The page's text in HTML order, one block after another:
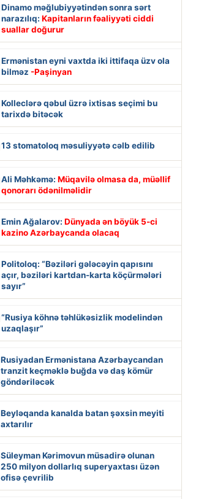
Dinamo məğlubiyyətindən sonra sərt
narazılıq: Kapitanların fəaliyyəti ciddi
suallar doğurur
Ermənistan eyni vaxtda iki ittifaqa üzv ola
bilməz -Paşinyan
Kolleclərə qəbul üzrə ixtisas seçimi bu
tarixdə bitəcək
13 stomatoloq məsuliyyətə cəlb edilib
Ali Məhkəmə: Müqavilə olmasa da, müəllif
qonorarı ödənilməlidir
Emin Ağalarov: Dünyada ən böyük 5-ci
kazino Azərbaycanda olacaq
Politoloq: “Bəziləri gələcəyin qapısını
açır, bəziləri kartdan-karta köçürmələri
sayır”
“Rusiya köhnə təhlükəsizlik modelindən
uzaqlaşır”
Rusiyadan Ermənistana Azərbaycandan
tranzit keçməklə buğda və daş kömür
göndəriləcək
Beyləqanda kanalda batan şəxsin meyiti
axtarılır
Süleyman Kərimovun müsadirə olunan
250 milyon dollarlıq superyaxtası üzən
ofisə çevrilib